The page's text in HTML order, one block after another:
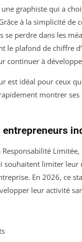
graphiste qui a
à la simplicité de
perdre dans les
le plafond de chiffre
continuer à
est idéal pour ceux
montrer
entrepreneurs
Responsabilité
souhaitent limiter leur
En 2026, ce
leur activité